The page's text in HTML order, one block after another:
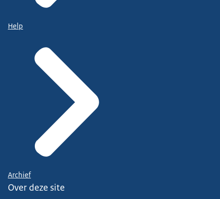
Help
Archief
Over deze site